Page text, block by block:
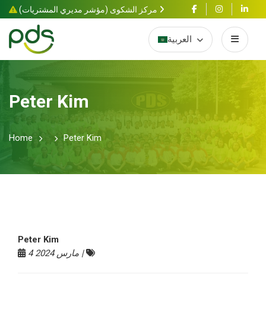
العربية
Peter Kim
Home Peter Kim
Peter Kim
4 مارس 2024 |